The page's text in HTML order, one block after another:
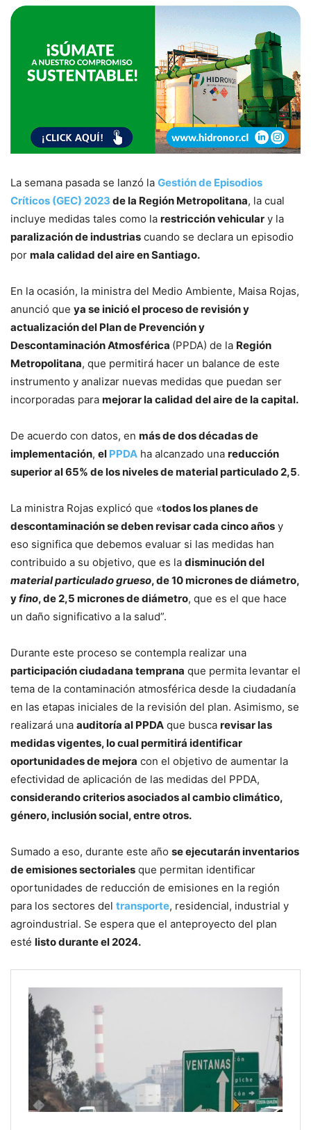
La semana pasada se lanzó la Gestión de Episodios
Críticos (GEC) 2023 de la Región Metropolitana, la cual
incluye medidas tales como la restricción vehicular y la
paralización de industrias cuando se declara un episodio
por mala calidad del aire en Santiago.
En la ocasión, la ministra del Medio Ambiente, Maisa Rojas,
anunció que ya se inició el proceso de revisión y
actualización del Plan de Prevención y
Descontaminación Atmosférica (PPDA) de la Región
Metropolitana, que permitirá hacer un balance de este
instrumento y analizar nuevas medidas que puedan ser
incorporadas para mejorar la calidad del aire de la capital.
De acuerdo con datos, en más de dos décadas de
implementación, el PPDA ha alcanzado una reducción
superior al 65% de los niveles de material particulado 2,5.
La ministra Rojas explicó que «todos los planes de
descontaminación se deben revisar cada cinco años y
eso significa que debemos evaluar si las medidas han
contribuido a su objetivo, que es la disminución del
material particulado grueso, de 10 micrones de diámetro,
yfino, de 2,5 micrones de diámetro, que es el que hace
un daño significativo a la salud”.
Durante este proceso se contempla realizar una
participación ciudadana temprana que permita levantar el
tema de la contaminación atmosférica desde la ciudadanía
en las etapas iniciales de la revisión del plan. Asimismo, se
realizará una auditoría al PPDA que busca revisar las
medidas vigentes, lo cual permitirá identificar
oportunidades de mejora con el objetivo de aumentar la
efectividad de aplicación de las medidas del PPDA,
considerando criterios asociados al cambio climático,
género, inclusión social, entre otros.
Sumado a eso, durante este año se ejecutarán inventarios
de emisiones sectoriales que permitan identificar
oportunidades de reducción de emisiones en la región
para los sectores del transporte, residencial, industrial y
agroindustrial. Se espera que el anteproyecto del plan
esté listo durante el 2024.